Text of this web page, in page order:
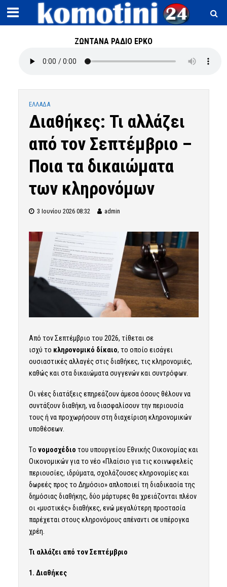
ΖΩΝΤΑΝΑ ΡΑΔΙΟ ΕΡΚΟ
ΕΛΛΑΔΑ
Διαθήκες: Τι αλλάζει
από τον Σεπτέμβριο –
Ποια τα δικαιώματα
των κληρονόμων
3 Ιουνίου 2026 08:32 admin
Aπό τον Σεπτέμβριο του 2026, τίθεται σε
ισχύ το κληρονομικό δίκαιο, το οποίο εισάγει
ουσιαστικές αλλαγές στις διαθήκες, τις κληρονομιές,
καθώς και στα δικαιώματα συγγενών και συντρόφων.
Οι νέες διατάξεις επηρεάζουν άμεσα όσους θέλουν να
συντάξουν διαθήκη, να διασφαλίσουν την περιουσία
τους ή να προχωρήσουν στη διαχείριση κληρονομικών
υποθέσεων.
Tο νομοσχέδιο του υπουργείου Εθνικής Οικονομίας και
Οικονομικών για το νέο «Πλαίσιο για τις κοινωφελείς
περιουσίες, ιδρύματα, σχολάζουσες κληρονομίες και
δωρεές προς το Δημόσιο» απλοποιεί τη διαδικασία της
δημόσιας διαθήκης, δύο μάρτυρες θα χρειάζονται πλέον
οι «μυστικές» διαθήκες, ενώ μεγαλύτερη προστασία
παρέχεται στους κληρονόμους απέναντι σε υπέρογκα
χρέη.
Τι αλλάζει από τον Σεπτέμβριο
1. Διαθήκες